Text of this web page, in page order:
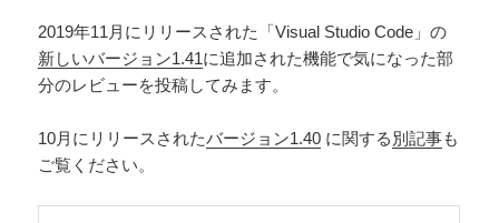
2019年11月にリリースされた「Visual Studio Code」の
新しいバージョン1.41に追加された機能で気になった部
分のレビューを投稿してみます。
10月にリリースされたバージョン1.40 に関する別記事も
ご覧ください。